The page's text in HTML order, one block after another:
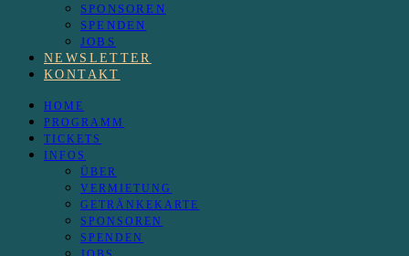
SPONSOREN
SPENDEN
JOBS
NEWSLETTER
KONTAKT
HOME
PROGRAMM
TICKETS
INFOS
ÜBER
VERMIETUNG
GETRÄNKEKARTE
SPONSOREN
SPENDEN